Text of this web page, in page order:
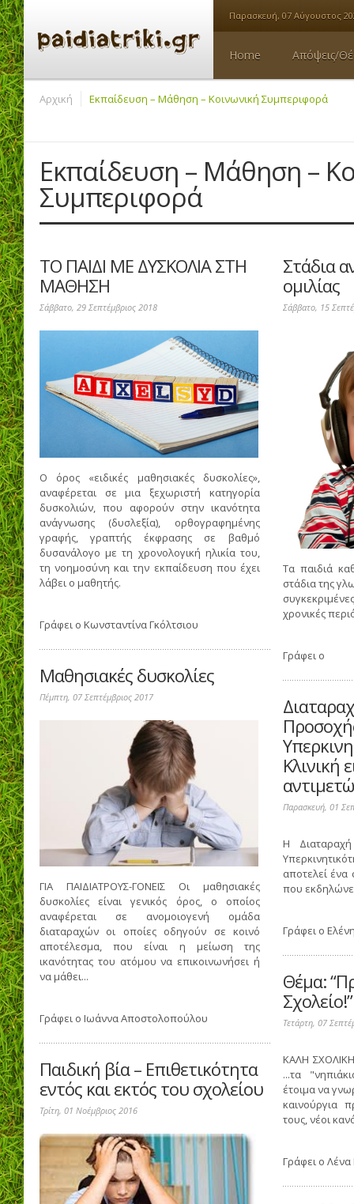
Παρασκευή, 07 Αύγουστος
Home Απόψεις/
Αρχική Εκπαίδευση – Μάθηση – Κοινωνική Συμπεριφορά
Εκπαίδευση – Μάθηση –
Συμπεριφορά
ΤΟ ΠΑΙΔΙ ΜΕ ΔΥΣΚΟΛΙΑ ΣΤΗ
ΜΑΘΗΣΗ
Σάββατο, 29 Σεπτέμβριος 2018
Ο όρος «ειδικές μαθησιακές δυσκολίες»,
αναφέρεται σε μια ξεχωριστή κατηγορία
δυσκολιών, που αφορούν στην ικανότητα
ανάγνωσης (δυσλεξία), ορθογραφημένης
γραφής, γραπτής έκφρασης σε βαθμό
δυσανάλογο με τη χρονολογική ηλικία του,
τη νοημοσύνη και την εκπαίδευση που έχει
λάβει ο μαθητής.
Γράφει ο Κωνσταντίνα Γκόλτσιου
Μαθησιακές δυσκολίες
Πέμπτη, 07 Σεπτέμβριος 2017
ΓΙΑ ΠΑΙΔΙΑΤΡΟΥΣ-ΓΟΝΕΙΣ Οι μαθησιακές
δυσκολίες είναι γενικός όρος, ο οποίος
αναφέρεται σε ανομοιογενή ομάδα
διαταραχών οι οποίες οδηγούν σε κοινό
αποτέλεσμα, που είναι η μείωση της
ικανότητας του ατόμου να επικοινωνήσει ή
να μάθει...
Γράφει ο Ιωάννα Αποστολοπούλου
Παιδική βία – Επιθετικότητα
εντός και εκτός του σχολείου
Τρίτη, 01 Νοέμβριος 2016
Στάδια
ομιλίας
Σάββατο, 15
Τα παιδιά
στάδια της
χρονικές
Γράφει ο
Κλινική
Παρασκευή, 01
Η
αποτελεί
που
Γράφει ο
Θέμα:
Σχολείο!”
Τετάρτη, 07
ΚΑΛΗ
...τα
έτοιμα να
τους, νέοι
Γράφει ο Λένα